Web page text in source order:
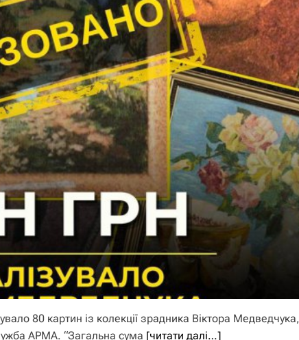
80 картин із колекції зрадника Віктора Медведчука,
АРМА. “Загальна сума [читати далі…]